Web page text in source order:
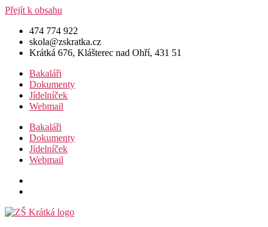
Přejít k obsahu
474 774 922
skola@zskratka.cz
Krátká 676, Klášterec nad Ohří, 431 51
Bakaláři
Dokumenty
Jídelníček
Webmail
Bakaláři
Dokumenty
Jídelníček
Webmail